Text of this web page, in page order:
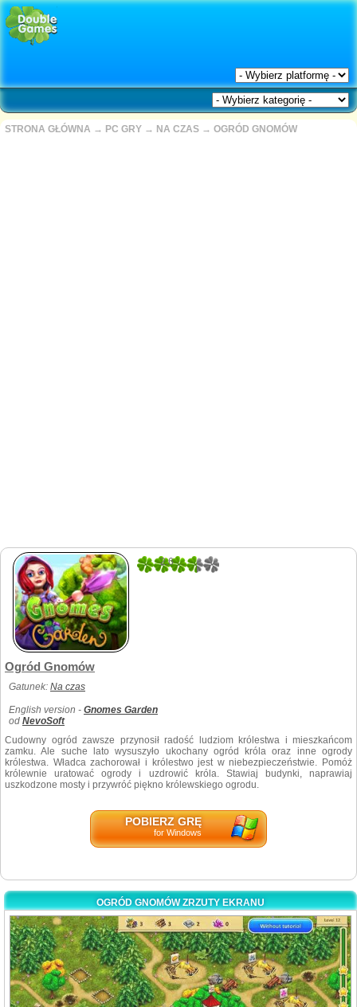
STRONA GŁÓWNA → PC GRY → NA CZAS → OGRÓD GNOMÓW
2.6
Ogród Gnomów
Gatunek: Na czas
English version - Gnomes Garden
od NevoSoft
Cudowny ogród zawsze przynosił radość ludziom królestwa i mieszkańcom
zamku. Ale suche lato wysuszyło ukochany ogród króla oraz inne ogrody
królestwa. Władca zachorował i królestwo jest w niebezpieczeństwie. Pomóż
królewnie uratować ogrody i uzdrowić króla. Stawiaj budynki, naprawiaj
uszkodzone mosty i przywróć piękno królewskiego ogrodu.
POBIERZ GRĘ
for Windows
OGRÓD GNOMÓW ZRZUTY EKRANU